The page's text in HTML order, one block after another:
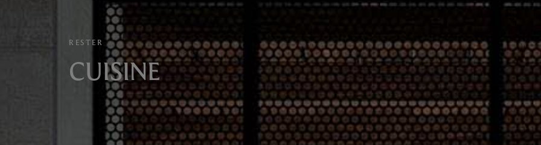
RESTER
CUISINE